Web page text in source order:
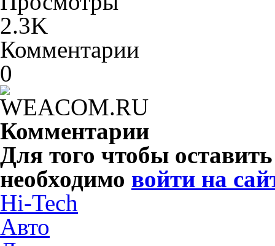
2.3K
Комментарии
0
Комментарии
Для того чтобы
необходимо войти на
Hi-Tech
Авто